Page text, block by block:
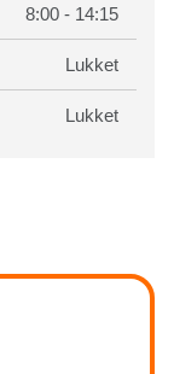
8:00 - 14:15
Lukket
Lukket